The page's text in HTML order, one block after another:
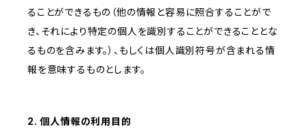
ることができるもの（他の情報と容易に照合することがで
き、それにより特定の個人を識別することができることとな
るものを含みます。）、もしくは個人識別符号が含まれる情
報を意味するものとします。
2. 個人情報の利用目的